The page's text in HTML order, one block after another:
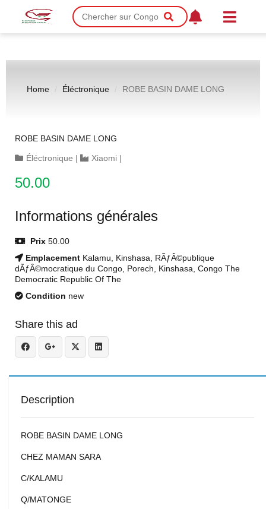
Home Éléctronique ROBE BASIN DAME LONG
ROBE BASIN DAME LONG
Éléctronique | Xiaomi |
50.00
Informations générales
Prix 50.00
Emplacement Kalamu, Kinshasa, RÃƒÂ©publique
dÃƒÂ©mocratique du Congo, Porech, Kinshasa, Congo The
Democratic Republic Of The
Condition new
Share this ad
Description
ROBE BASIN DAME LONG
CHEZ MAMAN SARA
C/KALAMU
Q/MATONGE